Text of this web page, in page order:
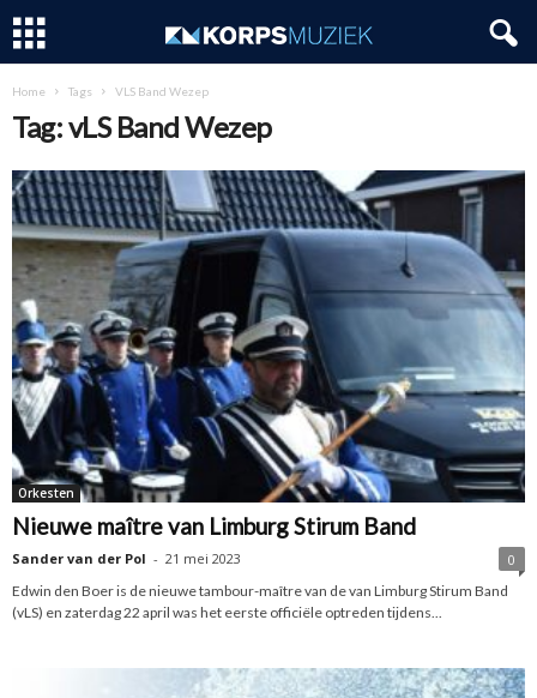
Home Tags VLS Band Wezep
Tag: vLS Band Wezep
Orkesten
Nieuwe maître van Limburg Stirum Band
Sander van der Pol - 21 mei 2023
0
Edwin den Boer is de nieuwe tambour-maître van de van Limburg Stirum Band
(vLS) en zaterdag 22 april was het eerste officiële optreden tijdens...